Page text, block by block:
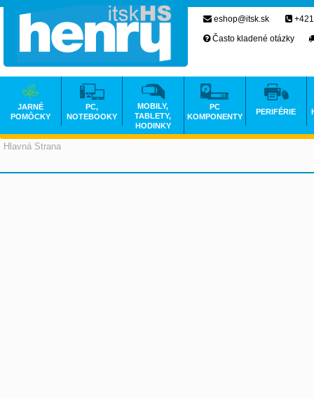
Hlavná Strana
eshop@itsk.sk
Často kladené otázky
JARNÉ
POMÔCKY
PC,
NOTEBOOKY
MOBILY,
TABLETY,
HODINKY
PC
KOMPONENTY
PERIFÉRIE